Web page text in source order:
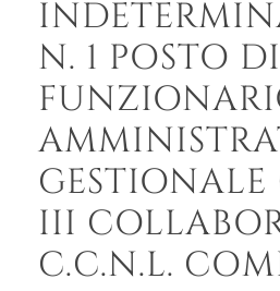
N. 1 POSTO DI
GESTIONALE
III
C.C.N.L.